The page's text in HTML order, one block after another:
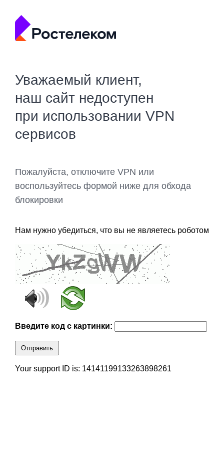
Уважаемый клиент,
наш сайт недоступен
при использовании VPN
сервисов
Пожалуйста, отключите VPN или
воспользуйтесь формой ниже для обхода
блокировки
Нам нужно убедиться, что вы не являетесь роботом
Введите код с картинки:
Отправить
Your support ID is: 14141199133263898261